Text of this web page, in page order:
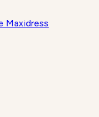
Maxidress